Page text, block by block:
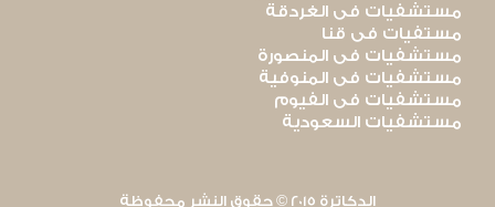
مستشفيات فى الغردقة
مستفيات فى قنا
مستشفيات فى المنصورة
مستشفيات فى المنوفية
مستشفيات فى الفيوم
مستشفيات السعودية
الدكاترة 2015 © حقوق النشر محفوظة